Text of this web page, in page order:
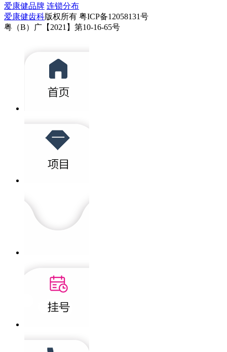
爱康健品牌 连锁分布
爱康健齿科版权所有 粤ICP备12058131号
粤（B）广【2021】第10-16-65号